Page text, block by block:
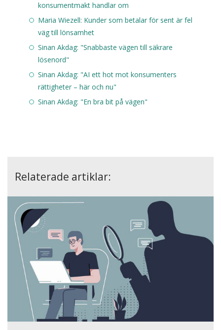
konsumentmakt handlar om
Maria Wiezell: Kunder som betalar för sent är fel
väg till lönsamhet
Sinan Akdag: "Snabbaste vägen till säkrare
lösenord"
Sinan Akdag: "AI ett hot mot konsumenters
rättigheter – här och nu"
Sinan Akdag: "En bra bit på vägen"
Relaterade artiklar: